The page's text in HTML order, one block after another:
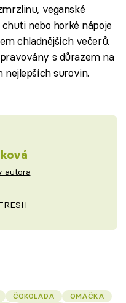
veganské
nebo horké nápoje
chladnějších večerů.
s důrazem na
surovin.
autora
ČOKOLÁDA
OMÁČKA